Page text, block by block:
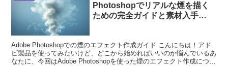
Photoshopでリアルな煙を描く
ための完全ガイドと素材入手
Adobe Photoshopでの煙のエフェクト作成ガイド こんにちは！アド
ビ製品を使ってみたいけど、どこから始めればいいのか悩んでいるあ
なたに、今回はAdobe Photoshopを使った煙のエフェクト作成につい